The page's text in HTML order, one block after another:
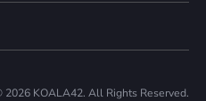
2026 KOALA42. All Rights Reserved.